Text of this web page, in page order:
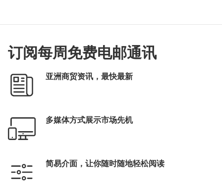
订阅每周免费电邮通讯
亚洲商贸资讯，最快最新
多媒体方式展示市场先机
简易介面，让你随时随地轻松阅读